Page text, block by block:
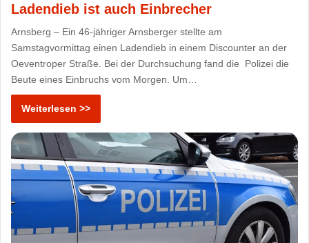
Ladendieb ist auch Einbrecher
Arnsberg – Ein 46-jähriger Arnsberger stellte am
Samstagvormittag einen Ladendieb in einem Discounter an der
Oeventroper Straße. Bei der Durchsuchung fand die Polizei die
Beute eines Einbruchs vom Morgen. Um…
Weiterlesen >>